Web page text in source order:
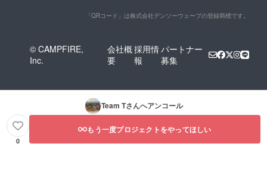
「QRコード」は株式会社デンソーウェーブの登録商標です。
© CAMPFIRE,
Inc.
会社概
要
採用情
報
パートナー
募集
Team Tさんへアンコール
0
もう一度プロジェクトをやってほしい